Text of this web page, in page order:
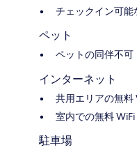
チェックイン可能
ペット
ペットの同伴不可
インターネット
共用エリアの無料
室内での無料 WiFi
駐車場